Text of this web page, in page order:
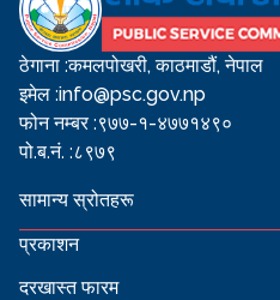
ठेगाना :कमलपोखरी, काठमाडौं, नेपाल
इमेल :info@psc.gov.np
फोन नम्बर :९७७-१-४७७१४९०
पो.ब.नं. :८९७९
सामान्य स्रोतहरू
प्रकाशन
दरखास्त फारम